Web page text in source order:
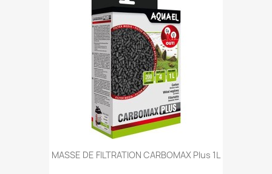
MASSE DE FILTRATION CARBOMAX Plus 1L